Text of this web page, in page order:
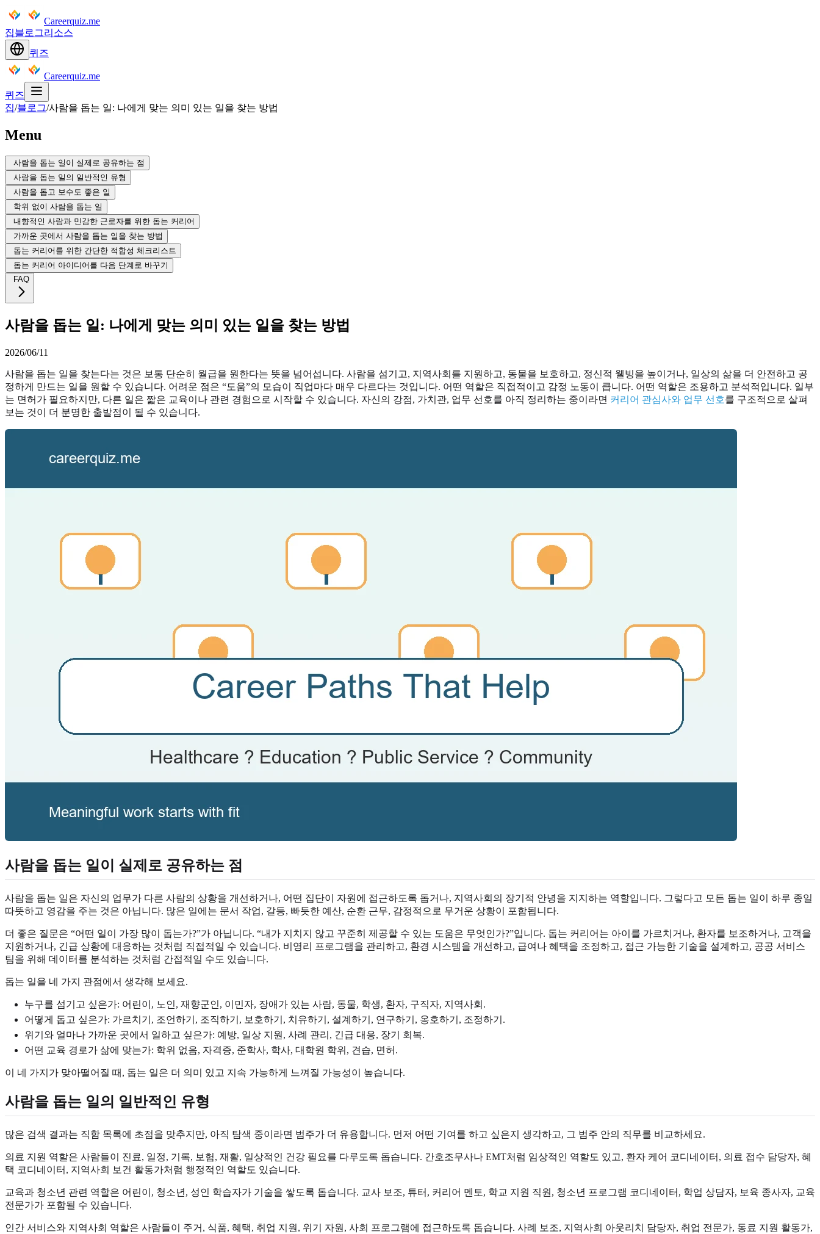
Careerquiz.me
집블로그리소스
퀴즈
Careerquiz.me
퀴즈
집/블로그/사람을 돕는 일: 나에게 맞는 의미 있는 일을 찾는 방법
Menu
사람을 돕는 일이 실제로 공유하는 점
사람을 돕는 일의 일반적인 유형
사람을 돕고 보수도 좋은 일
학위 없이 사람을 돕는 일
내향적인 사람과 민감한 근로자를 위한 돕는 커리어
가까운 곳에서 사람을 돕는 일을 찾는 방법
돕는 커리어를 위한 간단한 적합성 체크리스트
돕는 커리어 아이디어를 다음 단계로 바꾸기
FAQ
사람을 돕는 일: 나에게 맞는 의미 있는 일을 찾는 방법
2026/06/11
사람을 돕는 일을 찾는다는 것은 보통 단순히 월급을 원한다는 뜻을 넘어섭니다. 사람을 섬기고, 지역사회를 지원하고, 동물을 보호하고, 정신적 웰빙을 높이거나, 일상의 삶을 더 안전하고 공
정하게 만드는 일을 원할 수 있습니다. 어려운 점은 “도움”의 모습이 직업마다 매우 다르다는 것입니다. 어떤 역할은 직접적이고 감정 노동이 큽니다. 어떤 역할은 조용하고 분석적입니다. 일부
는 면허가 필요하지만, 다른 일은 짧은 교육이나 관련 경험으로 시작할 수 있습니다. 자신의 강점, 가치관, 업무 선호를 아직 정리하는 중이라면 커리어 관심사와 업무 선호를 구조적으로 살펴
보는 것이 더 분명한 출발점이 될 수 있습니다.
사람을 돕는 일이 실제로 공유하는 점
사람을 돕는 일은 자신의 업무가 다른 사람의 상황을 개선하거나, 어떤 집단이 자원에 접근하도록 돕거나, 지역사회의 장기적 안녕을 지지하는 역할입니다. 그렇다고 모든 돕는 일이 하루 종일
따뜻하고 영감을 주는 것은 아닙니다. 많은 일에는 문서 작업, 갈등, 빠듯한 예산, 순환 근무, 감정적으로 무거운 상황이 포함됩니다.
더 좋은 질문은 “어떤 일이 가장 많이 돕는가?”가 아닙니다. “내가 지치지 않고 꾸준히 제공할 수 있는 도움은 무엇인가?”입니다. 돕는 커리어는 아이를 가르치거나, 환자를 보조하거나, 고객을
지원하거나, 긴급 상황에 대응하는 것처럼 직접적일 수 있습니다. 비영리 프로그램을 관리하고, 환경 시스템을 개선하고, 급여나 혜택을 조정하고, 접근 가능한 기술을 설계하고, 공공 서비스
팀을 위해 데이터를 분석하는 것처럼 간접적일 수도 있습니다.
돕는 일을 네 가지 관점에서 생각해 보세요.
누구를 섬기고 싶은가: 어린이, 노인, 재향군인, 이민자, 장애가 있는 사람, 동물, 학생, 환자, 구직자, 지역사회.
어떻게 돕고 싶은가: 가르치기, 조언하기, 조직하기, 보호하기, 치유하기, 설계하기, 연구하기, 옹호하기, 조정하기.
위기와 얼마나 가까운 곳에서 일하고 싶은가: 예방, 일상 지원, 사례 관리, 긴급 대응, 장기 회복.
어떤 교육 경로가 삶에 맞는가: 학위 없음, 자격증, 준학사, 학사, 대학원 학위, 견습, 면허.
이 네 가지가 맞아떨어질 때, 돕는 일은 더 의미 있고 지속 가능하게 느껴질 가능성이 높습니다.
사람을 돕는 일의 일반적인 유형
많은 검색 결과는 직함 목록에 초점을 맞추지만, 아직 탐색 중이라면 범주가 더 유용합니다. 먼저 어떤 기여를 하고 싶은지 생각하고, 그 범주 안의 직무를 비교하세요.
의료 지원 역할은 사람들이 진료, 일정, 기록, 보험, 재활, 일상적인 건강 필요를 다루도록 돕습니다. 간호조무사나 EMT처럼 임상적인 역할도 있고, 환자 케어 코디네이터, 의료 접수 담당자, 혜
택 코디네이터, 지역사회 보건 활동가처럼 행정적인 역할도 있습니다.
교육과 청소년 관련 역할은 어린이, 청소년, 성인 학습자가 기술을 쌓도록 돕습니다. 교사 보조, 튜터, 커리어 멘토, 학교 지원 직원, 청소년 프로그램 코디네이터, 학업 상담자, 보육 종사자, 교육
전문가가 포함될 수 있습니다.
인간 서비스와 지역사회 역할은 사람들이 주거, 식품, 혜택, 취업 지원, 위기 자원, 사회 프로그램에 접근하도록 돕습니다. 사례 보조, 지역사회 아웃리치 담당자, 취업 전문가, 동료 지원 활동가,